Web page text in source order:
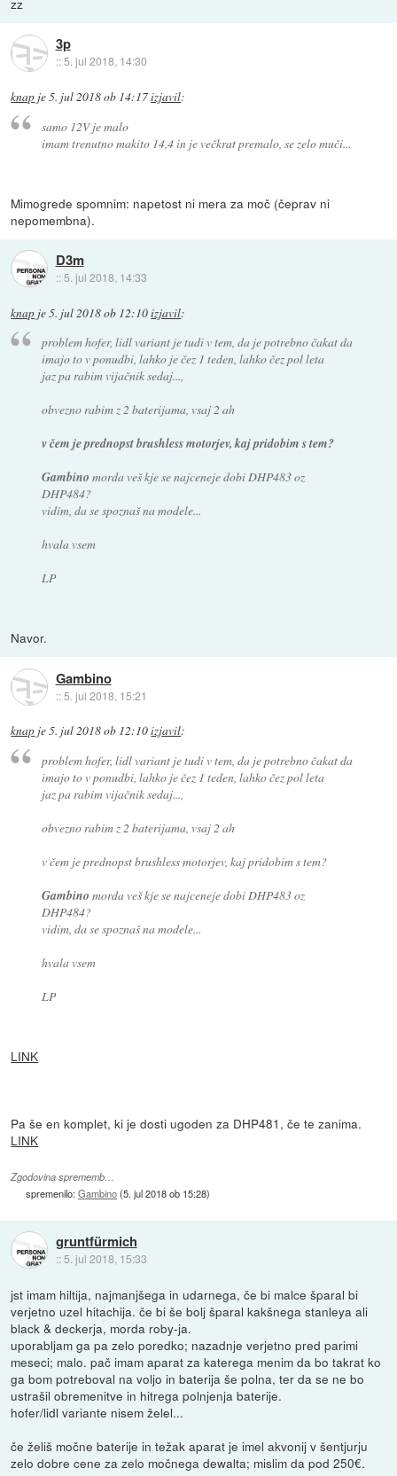
zz
3p
::5. jul 2018, 14:30
knap je5. jul 2018 ob 14:17izjavil:
samo 12V je malo
imam trenutno makito 14,4 in je večkrat premalo, se zelo muči...
Mimogrede spomnim: napetost ni mera za moč (čeprav ni
nepomembna).
D3m
:: 5. jul 2018, 14:33
knap je5. jul 2018 ob 12:10izjavil:
problem hofer, lidl variant je tudi v tem, da je potrebno čakat da
imajo to v ponudbi, lahko je čez 1 teden, lahko čez pol leta
jaz pa rabim vijačnik sedaj...,
obvezno rabim z 2 baterijama, vsaj 2 ah
v čem je prednopst brushless motorjev, kaj pridobim s tem?
Gambino morda veš kje se najceneje dobi DHP483 oz
DHP484?
vidim, da se spoznaš na modele...
hvala vsem
LP
Navor.
Gambino
::5. jul 2018, 15:21
knap je5. jul 2018 ob 12:10izjavil:
problem hofer, lidl variant je tudi v tem, da je potrebno čakat da
imajo to v ponudbi, lahko je čez 1 teden, lahko čez pol leta
jaz pa rabim vijačnik sedaj...,
obvezno rabim z 2 baterijama, vsaj 2 ah
v čem je prednopst brushless motorjev, kaj pridobim s tem?
Gambino morda veš kje se najceneje dobi DHP483 oz
DHP484?
vidim, da se spoznaš na modele...
hvala vsem
LP
LINK
Pa še en komplet, ki je dosti ugoden za DHP481, če te zanima.
LINK
Zgodovina sprememb…
spremenilo:Gambino(5. jul 2018 ob 15:28)
gruntfürmich
:: 5. jul 2018, 15:33
jst imam hiltija, najmanjšega in udarnega, če bi malce šparal bi
verjetno uzel hitachija. če bi še bolj šparal kakšnega stanleya ali
black & deckerja, morda roby-ja.
uporabljam ga pa zelo poredko; nazadnje verjetno pred parimi
meseci; malo. pač imam aparat za katerega menim da bo takrat ko
ga bom potreboval na voljo in baterija še polna, ter da se ne bo
ustrašil obremenitve in hitrega polnjenja baterije.
hofer/lidl variante nisem želel...
če želiš močne baterije in težak aparat je imel akvonij v šentjurju
zelo dobre cene za zelo močnega dewalta; mislim da pod 250€.